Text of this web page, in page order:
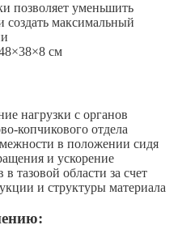
позволяет уменьшить
максимальный
см
нагрузки с органов
копчикового отдела
в положении сидя
и ускорение
тазовой области за счет
и структуры материала